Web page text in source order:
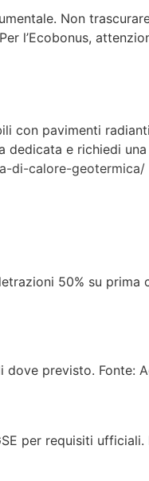
Non
l’Ecobonus,
con pavimenti
e richiedi una
di-calore-geotermica/
50% su prima
dove previsto. Fonte:
per requisiti ufficiali.